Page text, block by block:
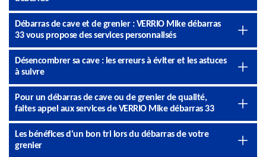
Débarras de cave et de grenier : VERRIO Mike débarras
33 vous propose des services personnalisés
Désencombrer sa cave : les erreurs à éviter et les astuces
à suivre
Pour un débarras de cave ou de grenier de qualité,
faites appel aux services de VERRIO Mike débarras 33
Les bénéfices d'un bon tri lors du débarras de votre
grenier